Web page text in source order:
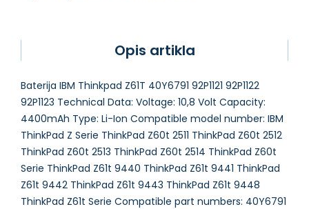
Opis artikla
Baterija IBM Thinkpad Z61T 40Y6791 92P1121 92P1122
92P1123 Technical Data: Voltage: 10,8 Volt Capacity:
4400mAh Type: Li-Ion Compatible model number: IBM
ThinkPad Z Serie ThinkPad Z60t 2511 ThinkPad Z60t 2512
ThinkPad Z60t 2513 ThinkPad Z60t 2514 ThinkPad Z60t
Serie ThinkPad Z61t 9440 ThinkPad Z61t 9441 ThinkPad
Z61t 9442 ThinkPad Z61t 9443 ThinkPad Z61t 9448
ThinkPad Z61t Serie Compatible part numbers: 40Y6791